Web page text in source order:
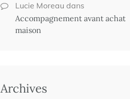
Lucie Moreau dans
Accompagnement avant achat
maison
Archives